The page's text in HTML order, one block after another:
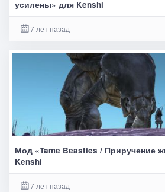
усилены» для Kenshi
7 лет назад
Мод «Tame Beasties / Приручение
Kenshi
7 лет назад